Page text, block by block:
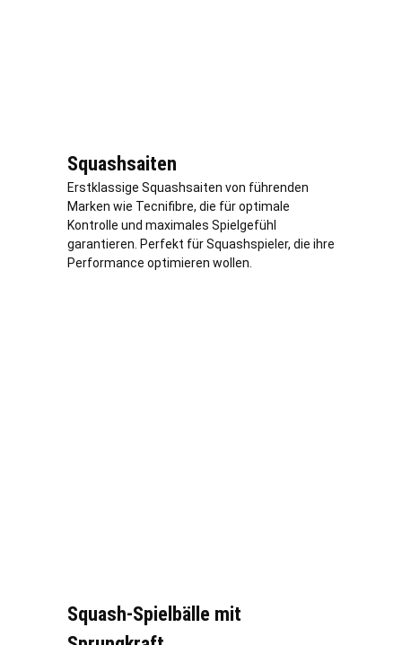
Squashsaiten
Erstklassige Squashsaiten von führenden
Marken wie Tecnifibre, die für optimale
Kontrolle und maximales Spielgefühl
garantieren. Perfekt für Squashspieler, die ihre
Performance optimieren wollen.
Squash-Spielbälle mit